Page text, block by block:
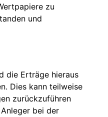
zu
und
die Erträge hieraus
Dies kann teilweise
zurückzuführen
bei der